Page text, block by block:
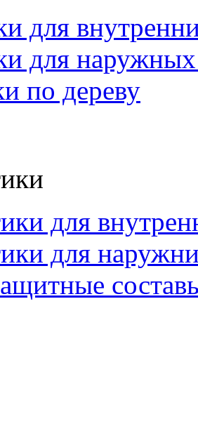
для
для наружных
по дереву
для
для